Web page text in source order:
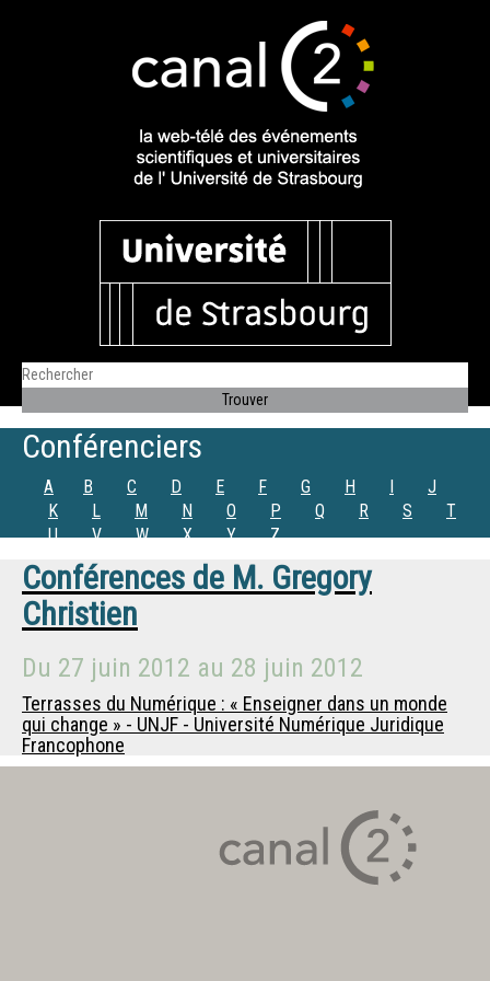
Conférenciers
A B C D E F G H I
J
K
L M N O P Q R S
T
U
V W X Y Z
Conférences de M. Gregory
Christien
Du 27 juin 2012 au 28 juin 2012
Terrasses du Numérique : « Enseigner dans un monde
qui change » - UNJF - Université Numérique Juridique
Francophone